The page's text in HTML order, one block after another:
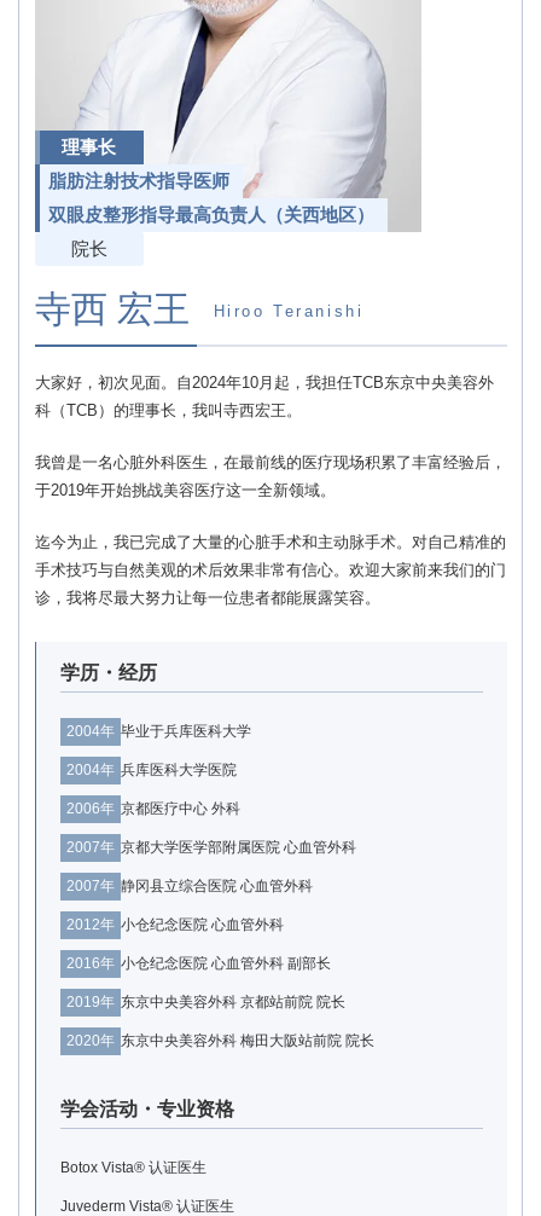
理事长
脂肪注射技术指导医师
双眼皮整形指导最高负责人（关西地区）
院长
寺西 宏王 Hiroo Teranishi
大家好，初次见面。自2024年10月起，我担任TCB东京中央美容外
科（TCB）的理事长，我叫寺西宏王。
我曾是一名心脏外科医生，在最前线的医疗现场积累了丰富经验后，
于2019年开始挑战美容医疗这一全新领域。
迄今为止，我已完成了大量的心脏手术和主动脉手术。对自己精准的
手术技巧与自然美观的术后效果非常有信心。欢迎大家前来我们的门
诊，我将尽最大努力让每一位患者都能展露笑容。
学历・经历
2004年 毕业于兵库医科大学
2004年 兵库医科大学医院
2006年 京都医疗中心 外科
2007年 京都大学医学部附属医院 心血管外科
2007年 静冈县立综合医院 心血管外科
2012年 小仓纪念医院 心血管外科
2016年 小仓纪念医院 心血管外科 副部长
2019年 东京中央美容外科 京都站前院 院长
2020年 东京中央美容外科 梅田大阪站前院 院长
学会活动・专业资格
Botox Vista® 认证医生
Juvederm Vista® 认证医生